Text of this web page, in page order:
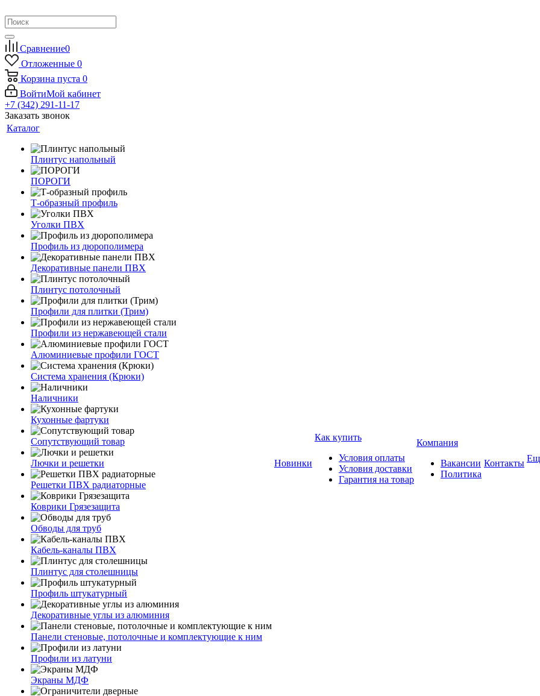
Сравнение0
Отложенные 0
Корзина пуста 0
ВойтиМой кабинет
+7 (342) 291-11-17
Заказать звонок
Каталог
Плинтус напольный
ПОРОГИ
Т-образный профиль
Уголки ПВХ
Профиль из дюрополимера
Декоративные панели ПВХ
Плинтус потолочный
Профили для плитки (Трим)
Профили из нержавеющей стали
Алюминиевые профили ГОСТ
Система хранения (Крюки)
Наличники
Кухонные фартуки
Сопутствующий товар
Лючки и решетки
Решетки ПВХ радиаторные
Коврики Грязезащита
Обводы для труб
Кабель-каналы ПВХ
Плинтус для столешницы
Профиль штукатурный
Декоративные углы из алюминия
Панели стеновые, потолочные и комплектующие к ним
Профили из латуни
Экраны МДФ
Новинки
Как купить
Условия оплаты
Условия доставки
Гарантия на товар
Компания
Вакансии
Политика
Контакты